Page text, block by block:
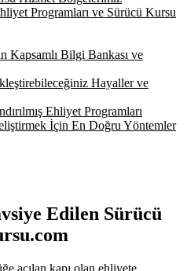
Programları ve Sürücü Kursu
Kapsamlı Bilgi Bankası ve
Hayaller ve
Ehliyet Programları
İçin En Doğru Yöntemler
Edilen Sürücü
açılan kapı olan ehliyete